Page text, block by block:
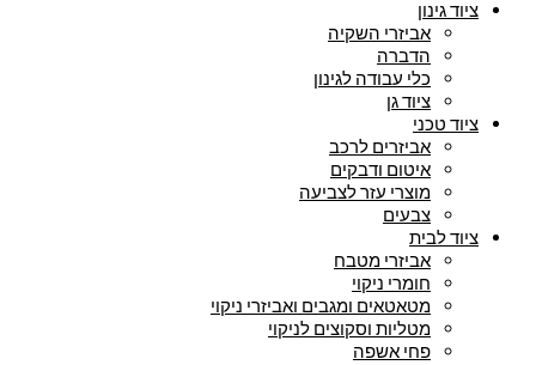
ציוד גינון
אביזרי השקיה
הדברה
כלי עבודה לגינון
ציוד גן
ציוד טכני
אביזרים לרכב
איטום ודבקים
מוצרי עזר לצביעה
צבעים
ציוד לבית
אביזרי מטבח
חומרי ניקוי
מטאטאים ומגבים ואביזרי ניקוי
מטליות וסקוצים לניקוי
פחי אשפה